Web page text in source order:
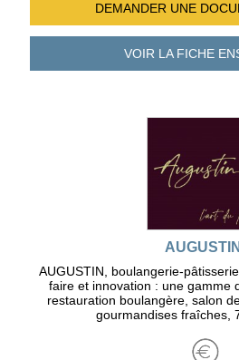
DEMANDER UNE
VOIR LA FICHE
AUGUSTIN
AUGUSTIN, boulangerie-
faire et innovation : une gamme
restauration boulangère, salon
gourmandises fraîches,